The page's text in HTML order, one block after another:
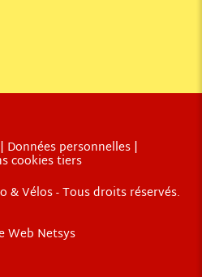
| Données personnelles|
cookies tiers
& Vélos- Tous droits réservés.
Web Netsys